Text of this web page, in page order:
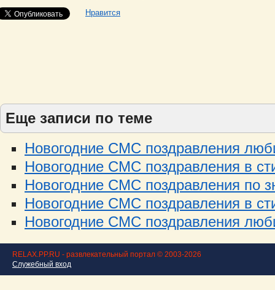
Нравится
Еще записи по теме
Новогодние СМС поздравления
Новогодние СМС поздравления в
Новогодние СМС поздравления по
Новогодние СМС поздравления в
Новогодние СМС поздравления
RELAX.PP.RU - развлекательный портал © 2003-2026
Служебный вход